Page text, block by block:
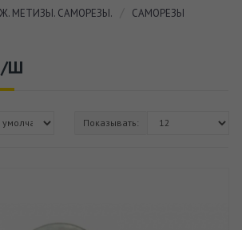
МЕТИЗЫ. САМОРЕЗЫ.
САМОРЕЗЫ
Ш
Показывать: